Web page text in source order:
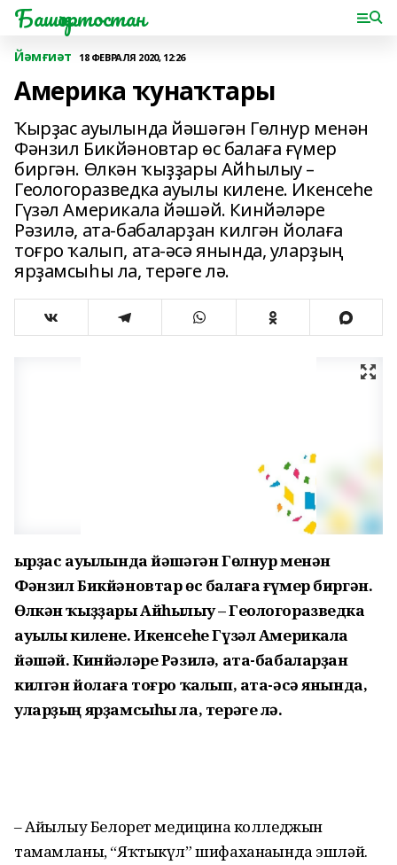
Башҡортостан
Йәмғиәт 18 ФЕВРАЛЯ 2020, 12:26
Америка ҡунаҡтары
Ҡырҙас ауылында йәшәгән Гөлнур менән
Фәнзил Бикйәновтар өс балаға ғүмер
биргән. Өлкән ҡыҙҙары Айһылыу –
Геологоразведка ауылы килене. Икенсеһе
Гүзәл Америкала йәшәй. Кинйәләре
Рәзилә, ата-бабаларҙан килгән йолаға
тоғро ҡалып, ата-әсә янында, уларҙың
ярҙамсыһы ла, терәге лә.
Ҡырҙас ауылында йәшәгән Гөлнур менән
Фәнзил Бикйәновтар өс балаға ғүмер биргән.
Өлкән ҡыҙҙары Айһылыу – Геологоразведка
ауылы килене. Икенсеһе Гүзәл Америкала
йәшәй. Кинйәләре Рәзилә, ата-бабаларҙан
килгән йолаға тоғро ҡалып, ата-әсә янында,
уларҙың ярҙамсыһы ла, терәге лә.
– Айһылыу Белорет медицина колледжын
тамамланы, “Яҡтыкүл” шифа­ханаһында эшләй.